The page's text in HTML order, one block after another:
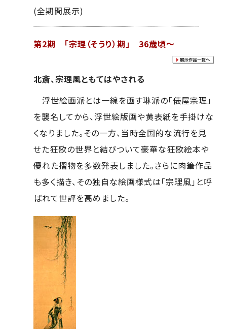
(全期間展示)
第2期 「宗理（そうり）期」 36歳頃～
北斎、宗理風ともてはやされる
浮世絵画派とは一線を画す琳派の「俵屋宗理」
を襲名してから、浮世絵版画や黄表紙を手掛けな
くなりました。その一方、当時全国的な流行を見
せた狂歌の世界と結びついて豪華な狂歌絵本や
優れた摺物を多数発表しました。さらに肉筆作品
も多く描き、その独自な絵画様式は「宗理風」と呼
ばれて世評を高めました。